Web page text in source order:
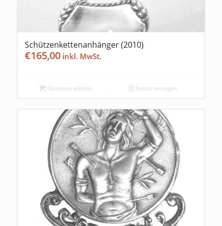
Schützenkettenanhänger (2010)
€165,00
Optionen wählen Details anzeigen